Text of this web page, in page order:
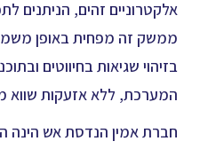
אלקטרוניים זהים, הניתנים
ממשק זה מפחית באופן
בזיהוי שגיאות בחיווטים
המערכת, ללא אזעקות שווא
חברת אמין הנדסת אש הינה